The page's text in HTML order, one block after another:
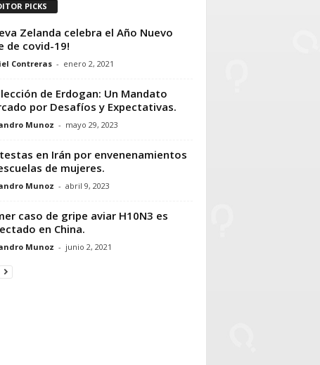
PICKS
Zelanda celebra el Año Nuevo
de covid-19!
Contreras - enero 2, 2021
de Erdogan: Un Mandato
por Desafíos y Expectativas.
Munoz - mayo 29, 2023
en Irán por envenenamientos
de mujeres.
Munoz - abril 9, 2023
caso de gripe aviar H10N3 es
en China.
Munoz - junio 2, 2021